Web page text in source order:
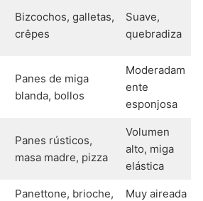
Bizcochos, galletas,
crêpes
Suave,
quebradiza
Panes de miga
blanda, bollos
Moderadam
ente
esponjosa
Panes rústicos,
masa madre, pizza
Volumen
alto, miga
elástica
Panettone, brioche,
Muy aireada